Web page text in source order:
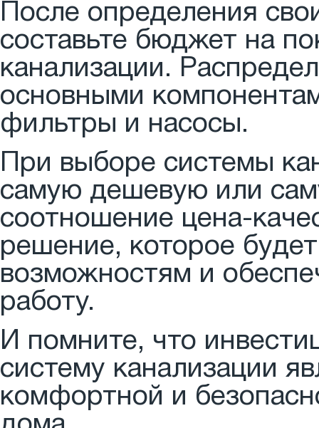
После определения
составьте бюджет на
канализации.
основными
фильтры и насосы.
При выборе системы
самую дешевую или
соотношение цена-
решение, которое
возможностям и
работу.
И помните, что
систему канализации
комфортной и